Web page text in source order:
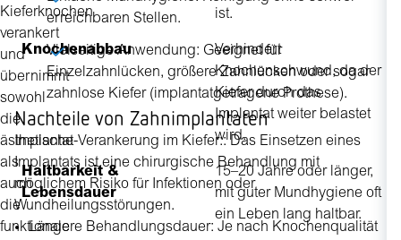
Kieferknochen
verankert
und
übernimmt
sowohl
die
ästhetische
als
auch
die
funktionale
ist.
Knochenabbau
Verhindert
Knochenschwund, da der
Kiefer durch das
Implantat weiter belastet
wird.
Haltbarkeit &
Lebensdauer
15–20 Jahre oder länger,
mit guter Mundhygiene oft
ein Leben lang haltbar.
erreichbaren Stellen.
Vielseitige Anwendung: Geeignet für
Einzelzahnlücken, größere Zahnlücken oder sogar
zahnlose Kiefer (implantatgetragene Prothese).
Nachteile von Zahnimplantaten
Implantat-Verankerung im Kiefer:: Das Einsetzen eines
Implantats ist eine chirurgische Behandlung mit
möglichem Risiko für Infektionen oder
Wundheilungsstörungen.
Längere Behandlungsdauer: Je nach Knochenqualität